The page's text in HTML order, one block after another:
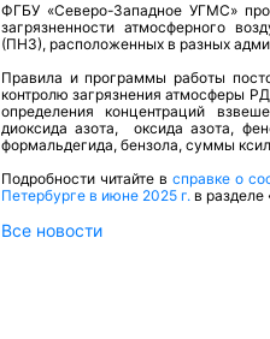
ФГБУ «Северо-Западное УГМС»
загрязненности атмосферного
(ПНЗ), расположенных в разных
Правила и программы работы
контролю загрязнения атмосферы
определения концентраций
диоксида азота, оксида азота,
формальдегида, бензола, суммы
Подробности читайте в справке о
Петербурге в июне 2025 г. в
Все новости